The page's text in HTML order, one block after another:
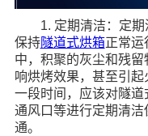
1. 定期清洁：定
保持隧道式烘箱正常运
中，积聚的灰尘和残
响烘烤效果，甚至引
一段时间，应该对隧
通风口等进行定期清
通。